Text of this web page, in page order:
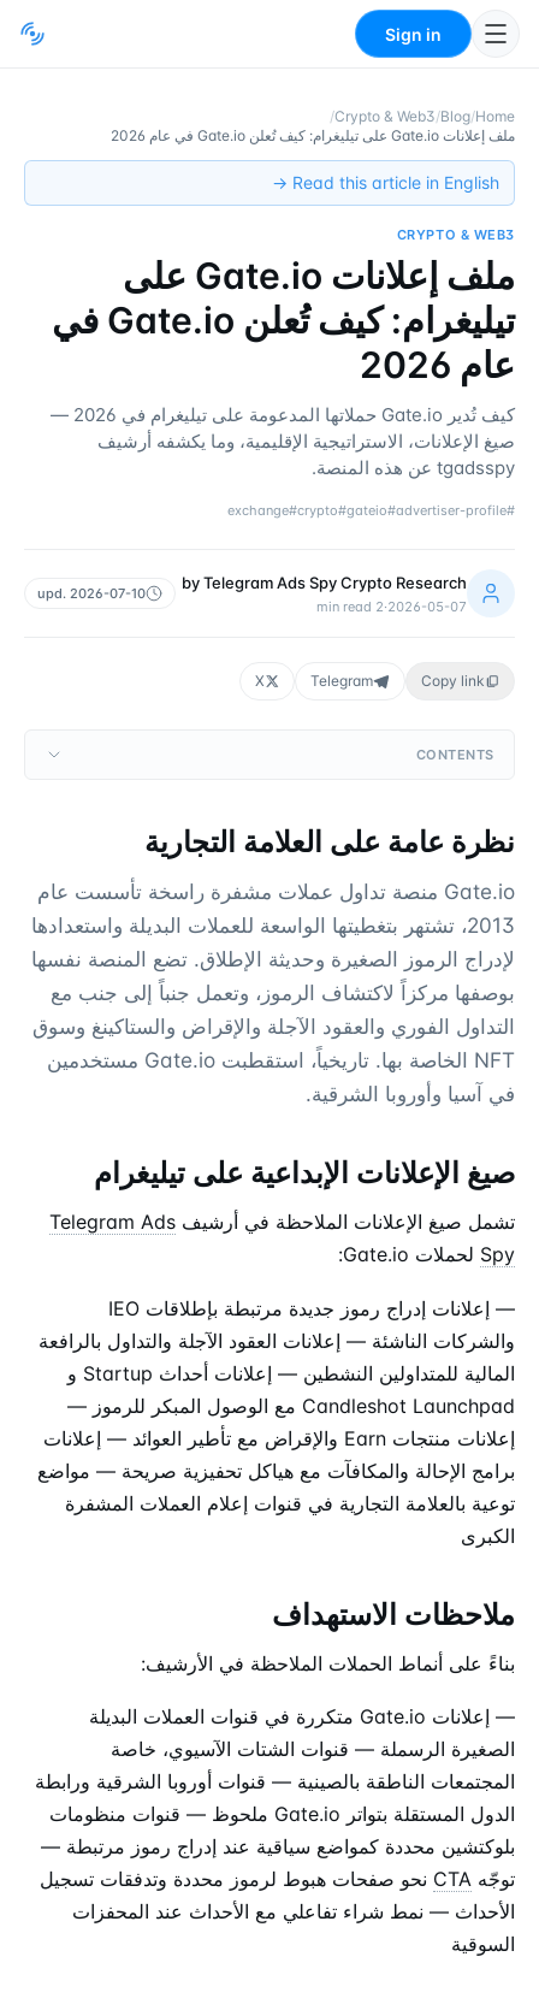
Sign in
Home
/
Blog
/
Crypto & Web3
/
ملف إعلانات Gate.io على تيليغرام: كيف تُعلن Gate.io في عام 2026
Read this article in English →
CRYPTO & WEB3
ملف إعلانات Gate.io على
تيليغرام: كيف تُعلن Gate.io في
عام 2026
كيف تُدير Gate.io حملاتها المدعومة على تيليغرام في 2026 —
صيغ الإعلانات، الاستراتيجية الإقليمية، وما يكشفه أرشيف
tgadsspy عن هذه المنصة.
#
advertiser-profile
#
gateio
#
crypto
#
exchange
byTelegram Ads Spy Crypto Research
2026-05-07
·
2
min read
upd. 2026-07-10
Copy link
Telegram
X
CONTENTS
نظرة عامة على العلامة التجارية
Gate.io منصة تداول عملات مشفرة راسخة تأسست عام
2013، تشتهر بتغطيتها الواسعة للعملات البديلة واستعدادها
لإدراج الرموز الصغيرة وحديثة الإطلاق. تضع المنصة نفسها
بوصفها مركزاً لاكتشاف الرموز، وتعمل جنباً إلى جنب مع
التداول الفوري والعقود الآجلة والإقراض والستاكينغ وسوق
NFT الخاصة بها. تاريخياً، استقطبت Gate.io مستخدمين
في آسيا وأوروبا الشرقية.
صيغ الإعلانات الإبداعية على تيليغرام
تشمل صيغ الإعلانات الملاحظة في أرشيف Telegram Ads
Spy لحملات Gate.io:
— إعلانات إدراج رموز جديدة مرتبطة بإطلاقات IEO
والشركات الناشئة — إعلانات العقود الآجلة والتداول بالرافعة
المالية للمتداولين النشطين — إعلانات أحداث Startup و
Candleshot Launchpad مع الوصول المبكر للرموز —
إعلانات منتجات Earn والإقراض مع تأطير العوائد — إعلانات
برامج الإحالة والمكافآت مع هياكل تحفيزية صريحة — مواضع
توعية بالعلامة التجارية في قنوات إعلام العملات المشفرة
الكبرى
ملاحظات الاستهداف
بناءً على أنماط الحملات الملاحظة في الأرشيف:
— إعلانات Gate.io متكررة في قنوات العملات البديلة
الصغيرة الرسملة — قنوات الشتات الآسيوي، خاصة
المجتمعات الناطقة بالصينية — قنوات أوروبا الشرقية ورابطة
الدول المستقلة بتواتر Gate.io ملحوظ — قنوات منظومات
بلوكتشين محددة كمواضع سياقية عند إدراج رموز مرتبطة —
توجّه CTA نحو صفحات هبوط لرموز محددة وتدفقات تسجيل
الأحداث — نمط شراء تفاعلي مع الأحداث عند المحفزات
السوقية